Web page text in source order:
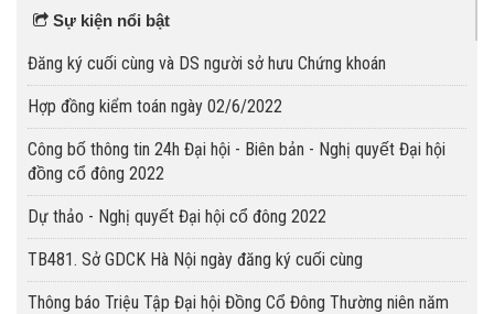
Sự kiện nổi bật
Đăng ký cuối cùng và DS người sở hưu Chứng khoán
Hợp đồng kiểm toán ngày 02/6/2022
Công bố thông tin 24h Đại hội - Biên bản - Nghị quyết Đại hội
đồng cổ đông 2022
Dự thảo - Nghị quyết Đại hội cổ đông 2022
TB481. Sở GDCK Hà Nội ngày đăng ký cuối cùng
Thông báo Triệu Tập Đại hội Đồng Cổ Đông Thường niên năm